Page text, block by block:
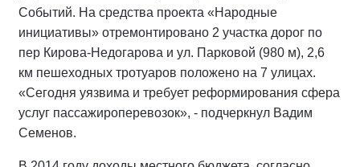
Событий. На средства проекта «Народные
инициативы» отремонтировано 2 участка дорог по
пер Кирова-Недогарова и ул. Парковой (980 м), 2,6
км пешеходных тротуаров положено на 7 улицах.
«Сегодня уязвима и требует реформирования сфера
услуг пассажироперевозок», - подчеркнул Вадим
Семенов.